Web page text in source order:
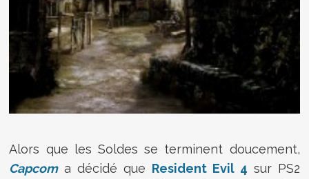
Alors que les Soldes se terminent doucement,
Capcoma décidé que Resident Evil 4 sur PS2